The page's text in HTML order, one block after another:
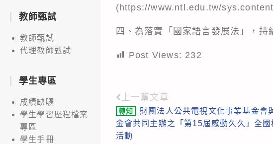
(https://www.ntl.edu.tw/
四、為落實「國家語言發展法」，
Post Views: 232
Read
more
articles
上一篇文章
轉知
財團法人公共電視文化事業基金會
金會共同主辦之「第15屆感動久久」全國
活動
教師甄試
教師甄試
代理教師甄試
學生專區
成績缺曠
學生學習歷程檔案
專區
學生手冊